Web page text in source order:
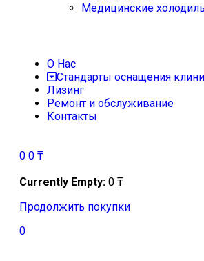
Медицинские
О Нас
Стандарты оснащения
Лизинг
Ремонт и обслуживание
Контакты
0 0 ₸
Currently Empty: 0 ₸
Продолжить покупки
0